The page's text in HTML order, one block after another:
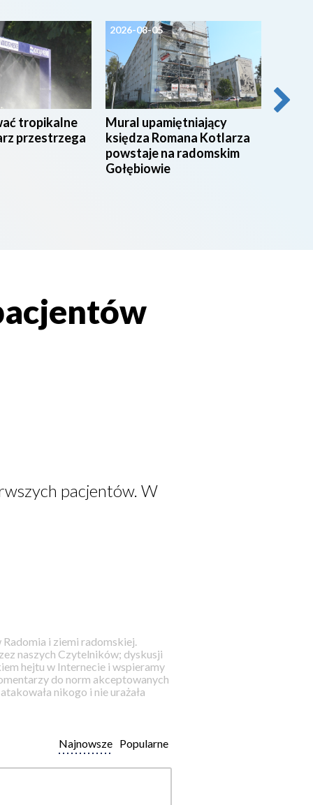
tropikalne
przestrzega
2026-08-05
Mural upamiętniający
księdza Romana Kotlarza
powstaje na radomskim
Gołębiowie
pacjentów. W
i ziemi radomskiej.
naszych Czytelników; dyskusji
hejtu w Internecie i wspieramy
do norm akceptowanych
nikogo i nie urażała
Popularne
Najnowsze